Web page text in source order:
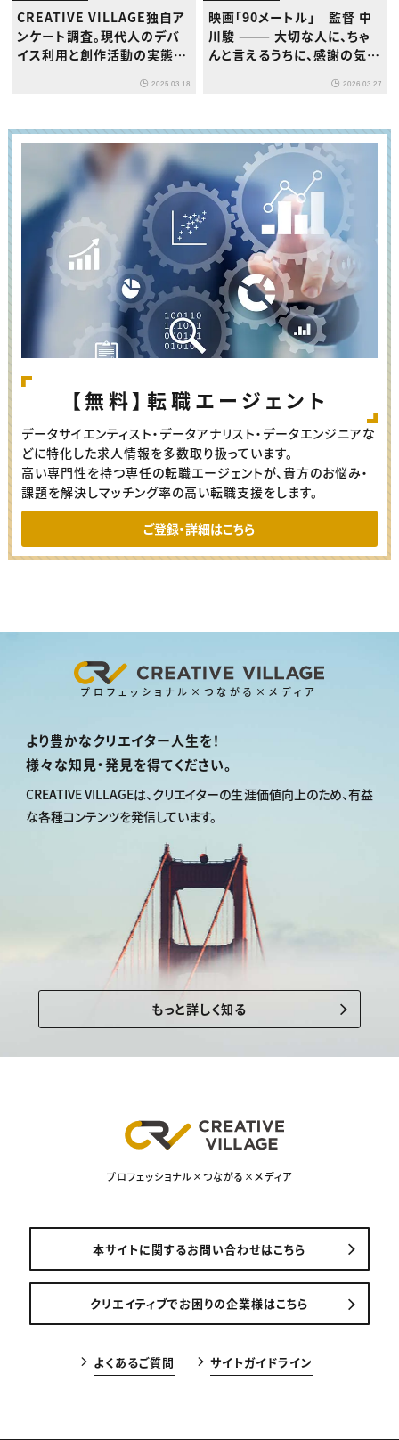
CREATIVE VILLAGE独自ア
ンケート調査。現代人のデバ
イス利用と創作活動の実態に
2025.03.18
映画「90メートル」 監督 中
川駿 ——— 大切な人に、ちゃ
んと言えるうちに、感謝の気持
2026.03.27
【無料】転職エージェント
データサイエンティスト・データアナリスト・データエンジニアな
どに特化した求人情報を多数取り扱っています。
高い専門性を持つ専任の転職エージェントが、貴方のお悩み・
課題を解決しマッチング率の高い転職支援をします。
ご登録・詳細はこちら
プロフェッショナル×つながる×メディア
より豊かなクリエイター人生を！
様々な知見・発見を得てください。
CREATIVE VILLAGEは、 クリエイターの生涯価値向上のため、有益
な各種コンテンツを発信しています。
もっと詳しく知る
プロフェッショナル×つながる×メディア
本サイトに関するお問い合わせはこちら
クリエイティブでお困りの企業様はこちら
よくあるご質問 サイトガイドライン